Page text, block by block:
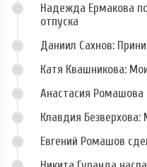
Надежда Ермакова
отпуска
Даниил Сахнов:
Катя Квашникова:
Анастасия Ромашова
Клавдия Безверхова:
Евгений Ромашов